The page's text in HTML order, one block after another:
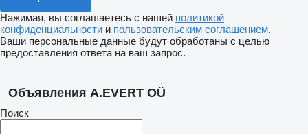
Нажимая, вы соглашаетесь с нашей политикой
конфиденциальности и пользовательским соглашением.
Ваши персональные данные будут обработаны с целью
предоставления ответа на ваш запрос.
Объявления A.EVERT OÜ
Поиск